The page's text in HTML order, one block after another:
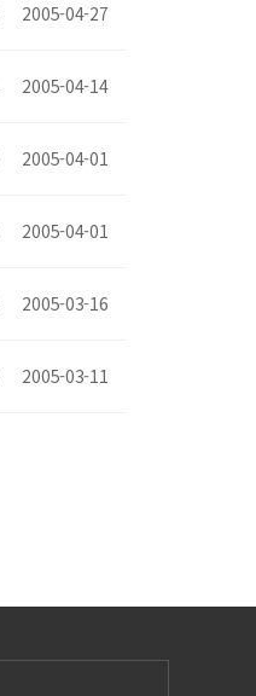
2005-04-27
2005-04-14
2005-04-01
2005-04-01
2005-03-16
2005-03-11